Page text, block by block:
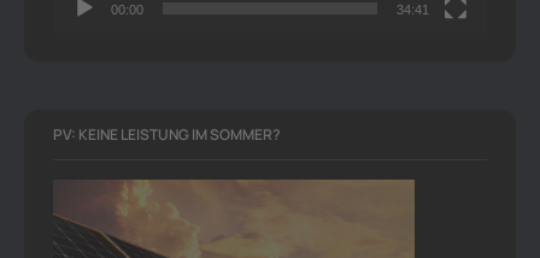
00:00 34:41
PV: KEINE LEISTUNG IM SOMMER?